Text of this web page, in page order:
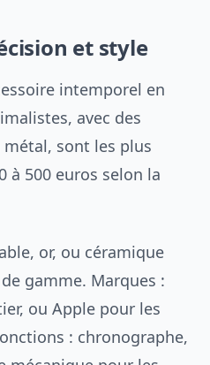
et style
intemporel en
avec des
sont les plus
à 500 euros selon la
or, ou céramique
gamme. Marques :
ou Apple pour les
: chronographe,